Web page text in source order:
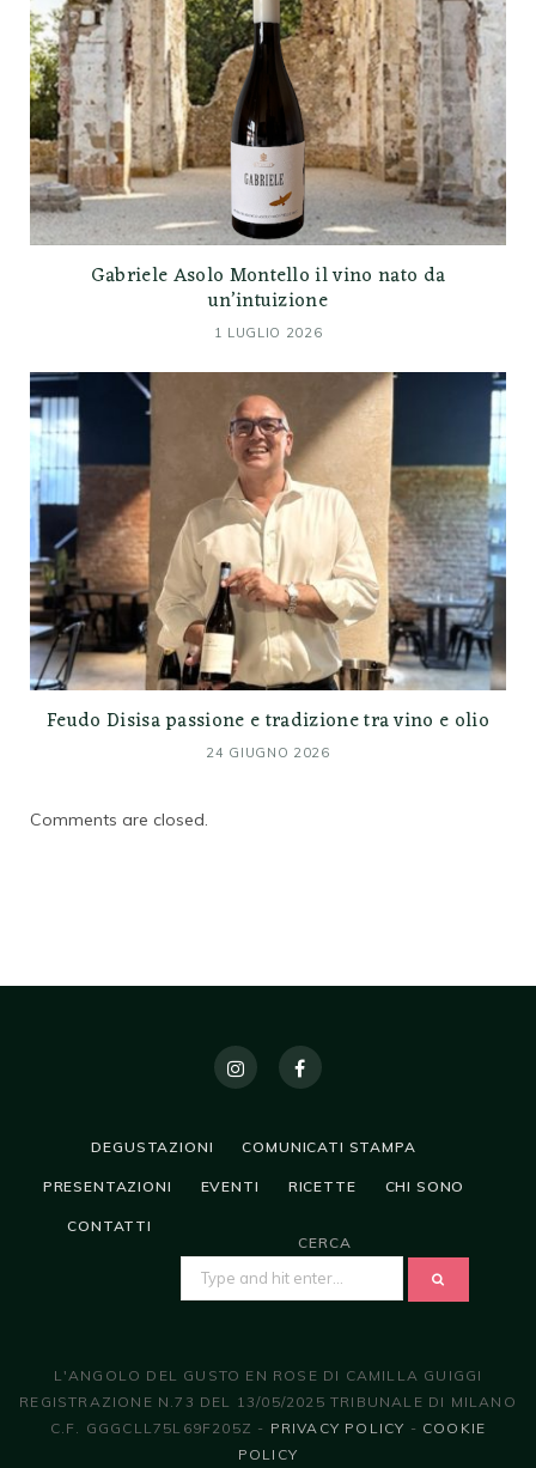
Gabriele Asolo Montello il vino nato da
un’intuizione
1 LUGLIO 2026
Feudo Disisa passione e tradizione tra vino e olio
24 GIUGNO 2026
Comments are closed.
DEGUSTAZIONI COMUNICATI STAMPA
PRESENTAZIONI EVENTI RICETTE CHI SONO
CONTATTI
CERCA
L'ANGOLO DEL GUSTO EN ROSE DI CAMILLA GUIGGI
REGISTRAZIONE N.73 DEL 13/05/2025 TRIBUNALE DI MILANO
C.F. GGGCLL75L69F205Z - PRIVACY POLICY - COOKIE
POLICY